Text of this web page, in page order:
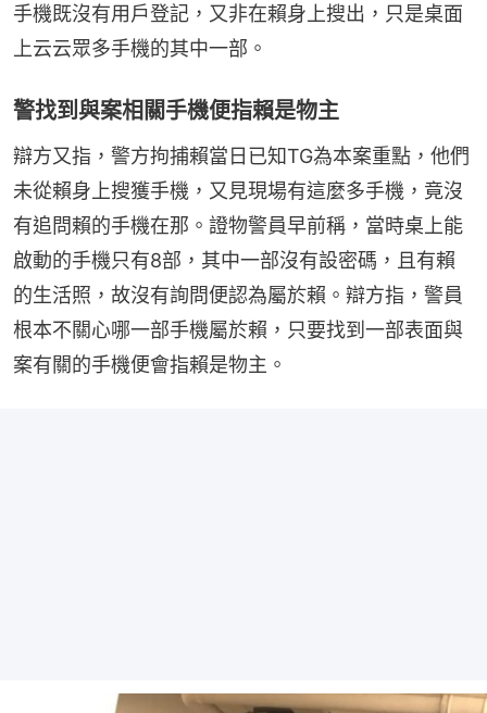
手機既沒有用戶登記，又非在賴身上搜出，只是桌面
上云云眾多手機的其中一部。
警找到與案相關手機便指賴是物主
辯方又指，警方拘捕賴當日已知TG為本案重點，他們
未從賴身上搜獲手機，又見現場有這麼多手機，竟沒
有追問賴的手機在那。證物警員早前稱，當時桌上能
啟動的手機只有8部，其中一部沒有設密碼，且有賴
的生活照，故沒有詢問便認為屬於賴。辯方指，警員
根本不關心哪一部手機屬於賴，只要找到一部表面與
案有關的手機便會指賴是物主。